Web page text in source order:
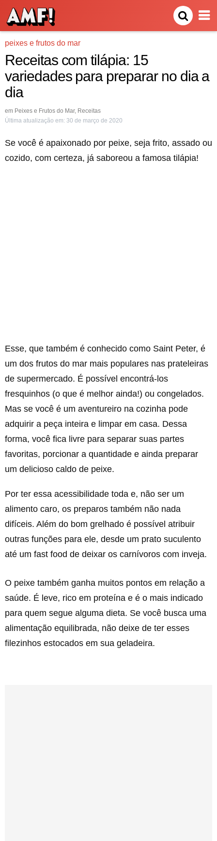
peixes e frutos do mar
Receitas com tilápia: 15
variedades para preparar no dia a
dia
em Peixes e Frutos do Mar, Receitas
Última atualização em: 30 de março de 2020
Se você é apaixonado por peixe, seja frito, assado ou
cozido, com certeza, já saboreou a famosa tilápia!
Esse, que também é conhecido como Saint Peter, é
um dos frutos do mar mais populares nas prateleiras
de supermercado. É possível encontrá-los
fresquinhos (o que é melhor ainda!) ou congelados.
Mas se você é um aventureiro na cozinha pode
adquirir a peça inteira e limpar em casa. Dessa
forma, você fica livre para separar suas partes
favoritas, porcionar a quantidade e ainda preparar
um delicioso caldo de peixe.
Por ter essa acessibilidade toda e, não ser um
alimento caro, os preparos também não nada
difíceis. Além do bom grelhado é possível atribuir
outras funções para ele, desde um prato suculento
até um fast food de deixar os carnívoros com inveja.
O peixe também ganha muitos pontos em relação a
saúde. É leve, rico em proteína e é o mais indicado
para quem segue alguma dieta. Se você busca uma
alimentação equilibrada, não deixe de ter esses
filezinhos estocados em sua geladeira.